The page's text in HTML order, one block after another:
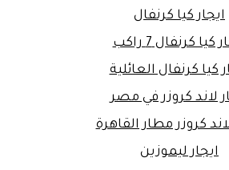
ايجار كيا كرنفال
كيا كرنفال 7 راكب
كيا كرنفال العائلية
لاند كروزر في مصر
كروزر مطار القاهرة
ايجار ليموزين